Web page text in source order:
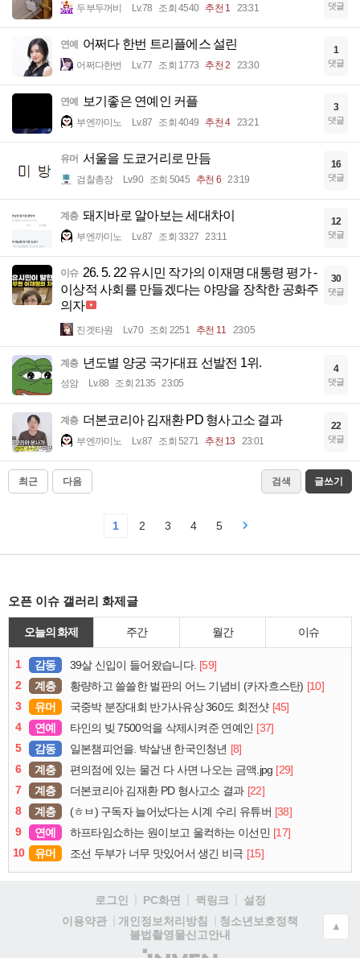
두부두꺼비 Lv.78 조회 4540 추천 1 23:31 댓글
연예 어쩌다 한번 트리플에스 설린
어쩌다한번 Lv.77 조회 1773 추천 2 23:30
1
댓글
연예 보기좋은 연예인 커플
부엔까미노 Lv.87 조회 4049 추천 4 23:21
3
댓글
유머 서울을 도쿄거리로 만듬
검찰총장 Lv.90 조회 5045 추천 6 23:19
16
댓글
계층 돼지바로 알아보는 세대차이
부엔까미노 Lv.87 조회 3327 23:11
12
댓글
이슈 26. 5. 22 유시민 작가의 이재명 대통령 평가 -
이상적 사회를 만들겠다는 야망을 장착한 공화주
의자
진겟타원 Lv.70 조회 2251 추천 11 23:05
30
댓글
계층 년도별 양궁 국가대표 선발전 1위.
성암 Lv.88 조회 2135 23:05
4
댓글
계층 더본코리아 김재환 PD 형사고소 결과
부엔까미노 Lv.87 조회 5271 추천 13 23:01
22
댓글
최근 다음 검색 글쓰기
1 2 3 4 5
오픈 이슈 갤러리 화제글
오늘의 화제 주간 월간 이슈
1 감동 39살 신입이 들어왔습니다. [59]
2
계층 황량하고 쓸쓸한 벌판의 어느 기념비 (카자흐스탄) [10]
3
유머 국중박 분장대회 반가사유상 360도 회전샷 [45]
4
연예 타인의 빚 7500억을 삭제시켜준 연예인 [37]
5
감동 일본챔피언을. 박살낸 한국인청년 [8]
6
계층 편의점에 있는 물건 다 사면 나오는 금액.jpg [29]
7
계층 더본코리아 김재환 PD 형사고소 결과 [22]
8
계층 (ㅎㅂ) 구독자 늘어났다는 시계 수리 유튜버 [38]
9
연예 하프타임쇼하는 원이보고 울컥하는 이선민 [17]
10
유머 조선 두부가 너무 맛있어서 생긴 비극 [15]
로그인 PC화면 퀵링크
설정
이용약관
개인정보처리방침
청소년보호정책
불법촬영물신고안내
▲